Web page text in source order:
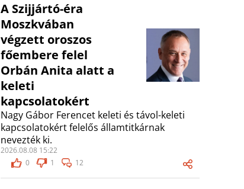
A Szijjártó-éra
Moszkvában
végzett oroszos
főembere felel
Orbán Anita alatt a
keleti
kapcsolatokért
Nagy Gábor Ferencet keleti és távol-keleti
kapcsolatokért felelős államtitkárnak
nevezték ki.
2026.08.08 15:22
0
1 12